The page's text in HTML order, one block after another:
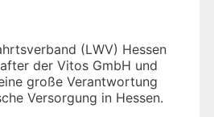
(LWV) Hessen
der Vitos GmbH und
große Verantwortung
Versorgung in Hessen.